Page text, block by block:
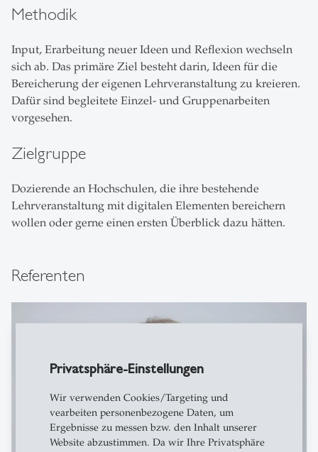
Privatsphäre-Einstellungen
Wir verwenden Cookies/Targeting und
vearbeiten personenbezogene Daten, um
Ergebnisse zu messen bzw. den Inhalt unserer
Website abzustimmen. Da wir Ihre Privatsphäre
Methodik
Input, Erarbeitung neuer Ideen und Reflexion wechseln
sich ab. Das primäre Ziel besteht darin, Ideen für die
Bereicherung der eigenen Lehrveranstaltung zu kreieren.
Dafür sind begleitete Einzel- und Gruppenarbeiten
vorgesehen.
Zielgruppe
Dozierende an Hochschulen, die ihre bestehende
Lehrveranstaltung mit digitalen Elementen bereichern
wollen oder gerne einen ersten Überblick dazu hätten.
Referenten